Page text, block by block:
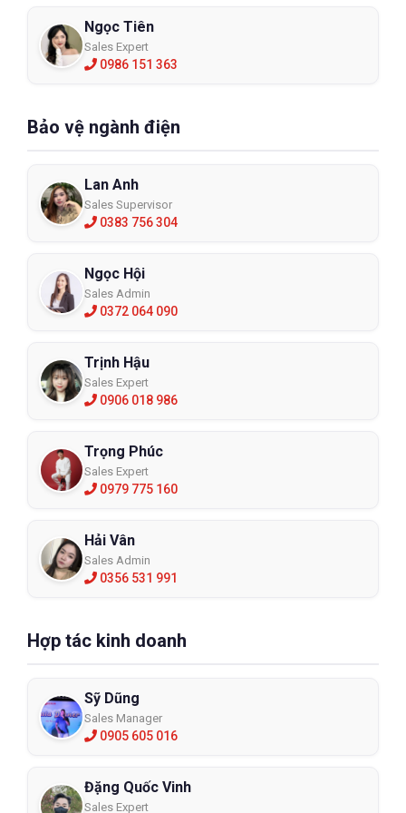
4.Nên mua găng tay chịu nhiệt ở Hà
Nôi đâu?
Găng tay chịu nhiệt là thiết bị bảo hộ lao động quan trọng không
mua hàng có thể dẫn tới mua phải hàng giả, hàng fake hoặc
đơn vị thiếu chuyên nghiệp có thể tư vấn loại găng tay chịu
nhiệt không phù hợp với môi trường làm việc dẫn đến tổn
chọn mua đôi găng tay chịu nhiệt chính hãng, phù hợp.
uy tín nhiều năm trên thị trường. Bạn hoàn toàn có thể tin tưởng
vào cung cách phục vụ chuyên nghiệp và chính sách bán hàng
cực kì thông minh tại hệ thống ECO3D.
Ngọc Tiên
Sales Expert
0986 151 363
Bảo vệ ngành điện
Lan Anh
Sales Supervisor
0383 756 304
Ngọc Hội
Sales Admin
0372 064 090
Trịnh Hậu
Sales Expert
0906 018 986
Trọng Phúc
Sales Expert
0979 775 160
Hải Vân
Sales Admin
0356 531 991
Hợp tác kinh doanh
Sỹ Dũng
Sales Manager
0905 605 016
Đặng Quốc Vinh
Sales Expert